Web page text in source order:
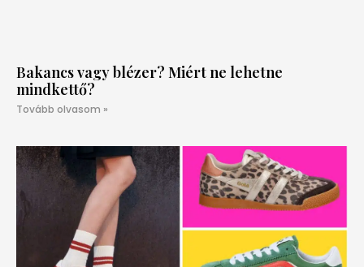
Bakancs vagy blézer? Miért ne lehetne
mindkettő?
Tovább olvasom »